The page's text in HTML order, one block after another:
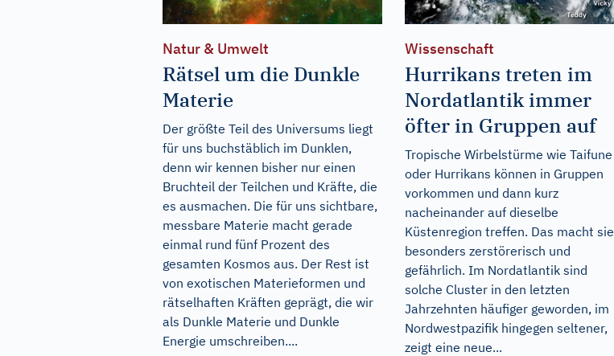
Natur & Umwelt
Rätsel um die Dunkle
Materie
Der größte Teil des Universums liegt
für uns buchstäblich im Dunklen,
denn wir kennen bisher nur einen
Bruchteil der Teilchen und Kräfte, die
es ausmachen. Die für uns sichtbare,
messbare Materie macht gerade
einmal rund fünf Prozent des
gesamten Kosmos aus. Der Rest ist
von exotischen Materieformen und
rätselhaften Kräften geprägt, die wir
als Dunkle Materie und Dunkle
Energie umschreiben....
Wissenschaft
Hurrikans treten im
Nordatlantik immer
öfter in Gruppen auf
Tropische Wirbelstürme wie Taifune
oder Hurrikans können in Gruppen
vorkommen und dann kurz
nacheinander auf dieselbe
Küstenregion treffen. Das macht sie
besonders zerstörerisch und
gefährlich. Im Nordatlantik sind
solche Cluster in den letzten
Jahrzehnten häufiger geworden, im
Nordwestpazifik hingegen seltener,
zeigt eine neue...